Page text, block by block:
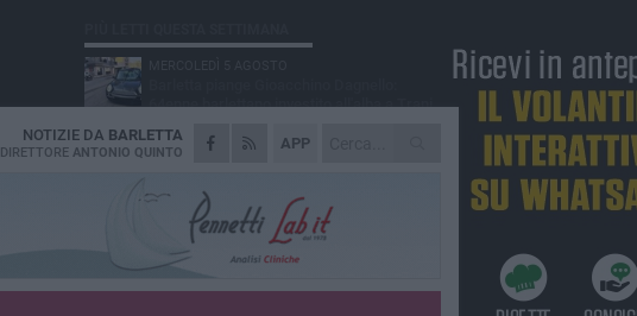
APP
NOTIZIE DA BARLETTA
DIRETTORE ANTONIO QUINTO
64enne barlettano investito all'alba a Trani
GIOVEDÌ 6 AGOSTO
Il ricordo di "Cecco", il benzinaio col
separavano dalla pensione»
MERCOLEDÌ 5 AGOSTO
Jova Summer Party, giovedì mattina
sopralluogo nell'area dell'evento
DOMENICA 2 AGOSTO
Beni confiscati alla mafia. Nasce il servizio